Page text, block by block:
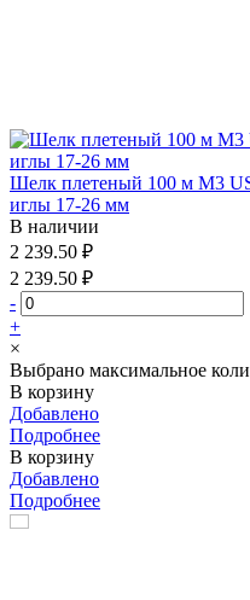
Шелк плетеный 100 м М3
иглы 17-26 мм
В наличии
2 239.50 ₽
2 239.50 ₽
-
+
×
Выбрано максимальное
В корзину
Добавлено
Подробнее
В корзину
Добавлено
Подробнее